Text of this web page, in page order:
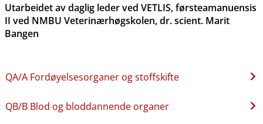
Utarbeidet av daglig leder ved VETLIS, førsteamanuensis
II ved NMBU Veterinærhøgskolen, dr. scient. Marit
Bangen
QA​/​A Fordøyelsesorganer og stoffskifte
QB​/​B Blod og bloddannende organer